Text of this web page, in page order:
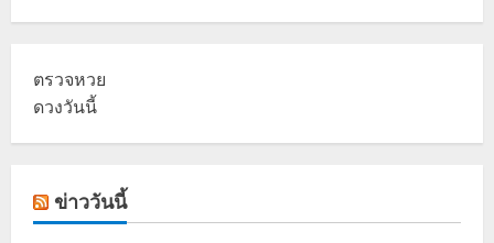
ตรวจหวย
ดวงวันนี้
ข่าววันนี้